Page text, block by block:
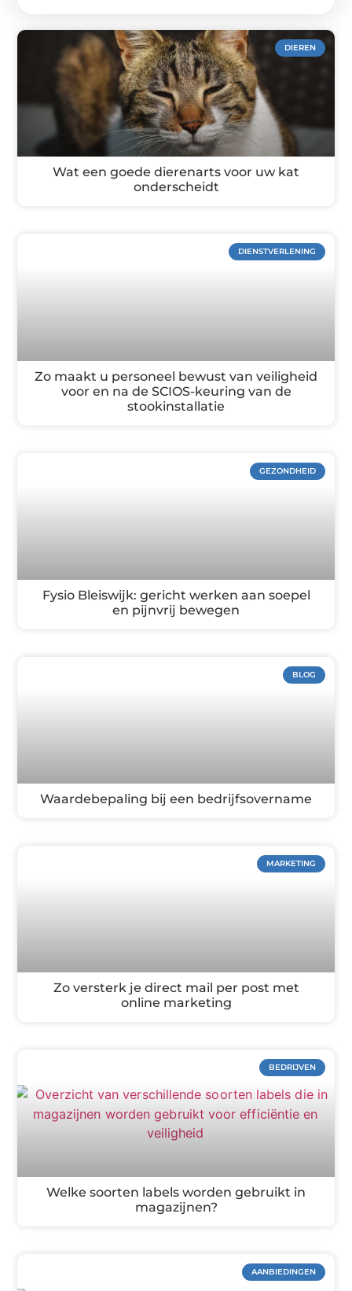
DIEREN
Wat een goede dierenarts voor uw kat
onderscheidt
DIENSTVERLENING
Zo maakt u personeel bewust van veiligheid
voor en na de SCIOS-keuring van de
stookinstallatie
GEZONDHEID
Fysio Bleiswijk: gericht werken aan soepel
en pijnvrij bewegen
BLOG
Waardebepaling bij een bedrijfsovername
MARKETING
Zo versterk je direct mail per post met
online marketing
BEDRIJVEN
Welke soorten labels worden gebruikt in
magazijnen?
AANBIEDINGEN